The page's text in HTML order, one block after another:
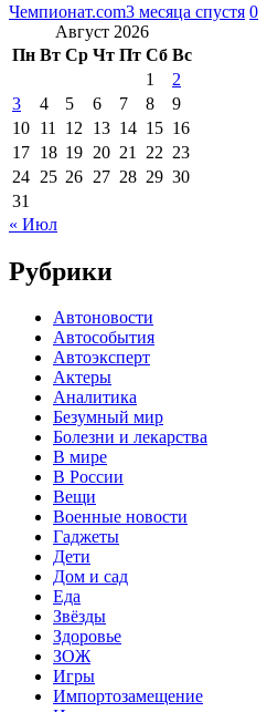
Чемпионат.com3 месяца спустя 0
Август 2026
Пн Вт Ср Чт Пт Сб Вс
1
2
3
4 5 6 7 8
9
10 11 12 13 14 15 16
17 18 19 20 21 22 23
24 25 26 27 28 29 30
31
« Июл
Рубрики
Автоновости
Автособытия
Автоэксперт
Актеры
Аналитика
Безумный мир
Болезни и лекарства
В мире
В России
Вещи
Военные новости
Гаджеты
Дети
Дом и сад
Еда
Звёзды
Здоровье
ЗОЖ
Игры
Импортозамещение